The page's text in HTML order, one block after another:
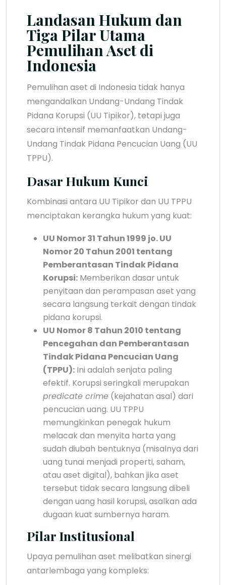
Landasan Hukum dan
Tiga Pilar Utama
Pemulihan Aset di
Indonesia
Pemulihan aset di Indonesia tidak hanya
mengandalkan Undang-Undang Tindak
Pidana Korupsi (UU Tipikor), tetapi juga
secara intensif memanfaatkan Undang-
Undang Tindak Pidana Pencucian Uang (UU
TPPU).
Dasar Hukum Kunci
Kombinasi antara UU Tipikor dan UU TPPU
menciptakan kerangka hukum yang kuat:
UU Nomor 31 Tahun 1999 jo. UU
Nomor 20 Tahun 2001 tentang
Pemberantasan Tindak Pidana
Korupsi: Memberikan dasar untuk
penyitaan dan perampasan aset yang
secara langsung terkait dengan tindak
pidana korupsi.
UU Nomor 8 Tahun 2010 tentang
Pencegahan dan Pemberantasan
Tindak Pidana Pencucian Uang
(TPPU): Ini adalah senjata paling
efektif. Korupsi seringkali merupakan
predicate crime (kejahatan asal) dari
pencucian uang. UU TPPU
memungkinkan penegak hukum
melacak dan menyita harta yang
sudah diubah bentuknya (misalnya dari
uang tunai menjadi properti, saham,
atau aset digital), bahkan jika aset
tersebut tidak secara langsung dibeli
dengan uang hasil korupsi, asalkan ada
dugaan kuat sumbernya haram.
Pilar Institusional
Upaya pemulihan aset melibatkan sinergi
antarlembaga yang kompleks: